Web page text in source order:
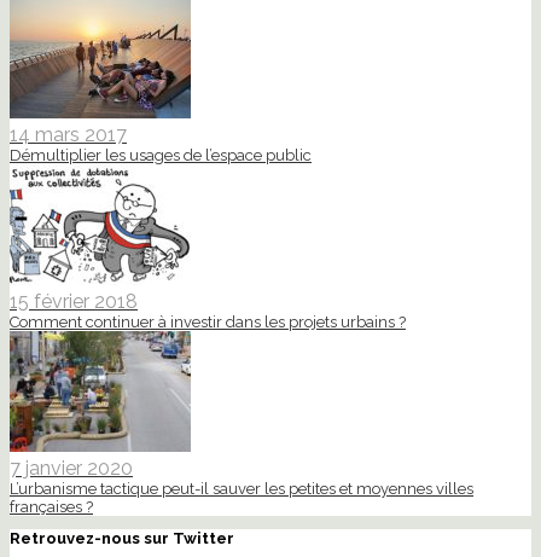
14 mars 2017
Démultiplier les usages de l’espace public
15 février 2018
Comment continuer à investir dans les projets urbains ?
7 janvier 2020
L’urbanisme tactique peut-il sauver les petites et moyennes villes
françaises ?
Retrouvez-nous sur Twitter